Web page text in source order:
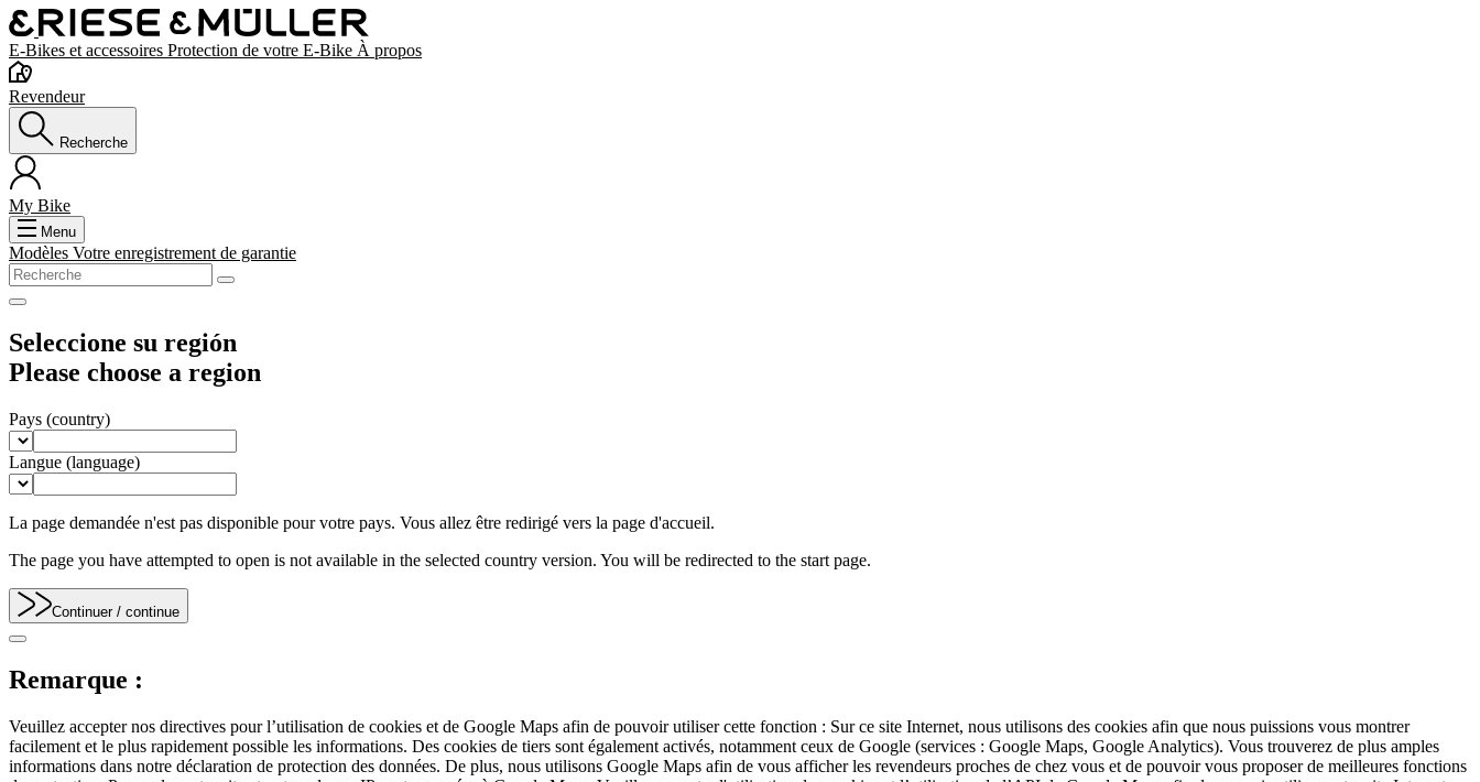
E-Bikes et accessoires Protection de votre E-Bike À propos
Revendeur
Recherche
My Bike
Menu
Modèles Votre enregistrement de garantie
Seleccione su región
Please choose a region
Pays (country)
Langue (language)
La page demandée n'est pas disponible pour votre pays. Vous allez être redirigé vers la page d'accueil.
The page you have attempted to open is not available in the selected country version. You will be redirected to the start page.
Continuer / continue
Remarque :
Veuillez accepter nos directives pour l’utilisation de cookies et de Google Maps afin de pouvoir utiliser cette fonction : Sur ce site Internet, nous utilisons des cookies afin que nous puissions vous montrer
facilement et le plus rapidement possible les informations. Des cookies de tiers sont également activés, notamment ceux de Google (services : Google Maps, Google Analytics). Vous trouverez de plus amples
informations dans notre déclaration de protection des données. De plus, nous utilisons Google Maps afin de vous afficher les revendeurs proches de chez vous et de pouvoir vous proposer de meilleures fonctions